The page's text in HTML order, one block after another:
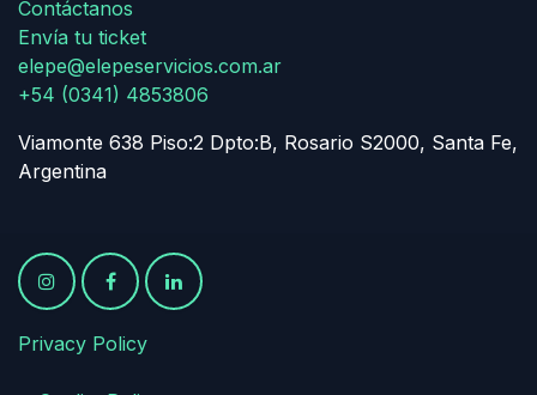
Contáctanos
Envía tu ticket
elepe@elepeservicios.com.ar
+54 (0341) 4853806
Viamonte 638 Piso:2 Dpto:B, Rosario S2000, Santa Fe,
Argentina
Privacy Policy